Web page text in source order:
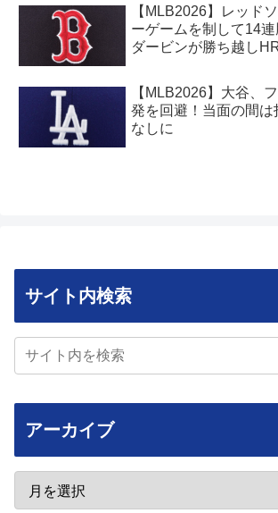
【MLB2026】レッド
ーゲームを制して14連
ダービンが勝ち越し
【MLB2026】大谷、
発を回避！当面の間は
なしに
サイト内検索
アーカイブ